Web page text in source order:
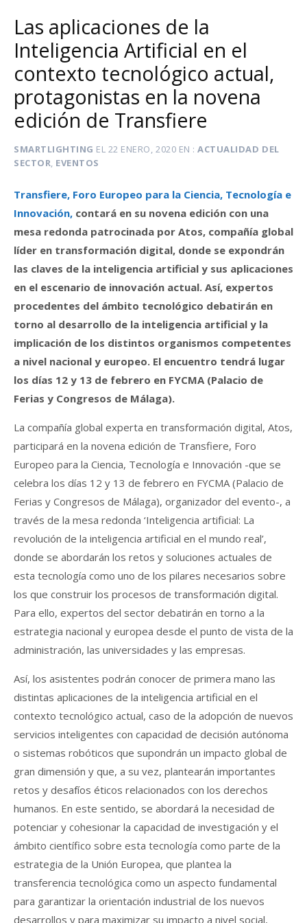
Las aplicaciones de la
Inteligencia Artificial en el
contexto tecnológico actual,
protagonistas en la novena
edición de Transfiere
SMARTLIGHTING EL 22 ENERO, 2020 EN
ACTUALIDAD DEL
SECTOR, EVENTOS
Transfiere, Foro Europeo para la Ciencia, Tecnología e
Innovación, contará en su novena edición con una
mesa redonda patrocinada por Atos, compañía global
líder en transformación digital, donde se expondrán
las claves de la inteligencia artificial y sus aplicaciones
en el escenario de innovación actual. Así, expertos
procedentes del ámbito tecnológico debatirán en
torno al desarrollo de la inteligencia artificial y la
implicación de los distintos organismos competentes
a nivel nacional y europeo. El encuentro tendrá lugar
los días 12 y 13 de febrero en FYCMA (Palacio de
Ferias y Congresos de Málaga).
La compañía global experta en transformación digital, Atos,
participará en la novena edición de Transfiere, Foro
Europeo para la Ciencia, Tecnología e Innovación -que se
celebra los días 12 y 13 de febrero en FYCMA (Palacio de
Ferias y Congresos de Málaga), organizador del evento-, a
través de la mesa redonda ‘Inteligencia artificial: La
revolución de la inteligencia artificial en el mundo real’,
donde se abordarán los retos y soluciones actuales de
esta tecnología como uno de los pilares necesarios sobre
los que construir los procesos de transformación digital.
Para ello, expertos del sector debatirán en torno a la
estrategia nacional y europea desde el punto de vista de la
administración, las universidades y las empresas.
Así, los asistentes podrán conocer de primera mano las
distintas aplicaciones de la inteligencia artificial en el
contexto tecnológico actual, caso de la adopción de nuevos
servicios inteligentes con capacidad de decisión autónoma
o sistemas robóticos que supondrán un impacto global de
gran dimensión y que, a su vez, plantearán importantes
retos y desafíos éticos relacionados con los derechos
humanos. En este sentido, se abordará la necesidad de
potenciar y cohesionar la capacidad de investigación y el
ámbito científico sobre esta tecnología como parte de la
estrategia de la Unión Europea, que plantea la
transferencia tecnológica como un aspecto fundamental
para garantizar la orientación industrial de los nuevos
desarrollos y para maximizar su impacto a nivel social,